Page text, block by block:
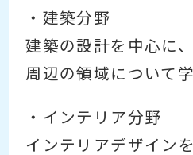
・建築分野
建築の設計を中心に
周辺の領域について
・インテリア分野
インテリアデザイン